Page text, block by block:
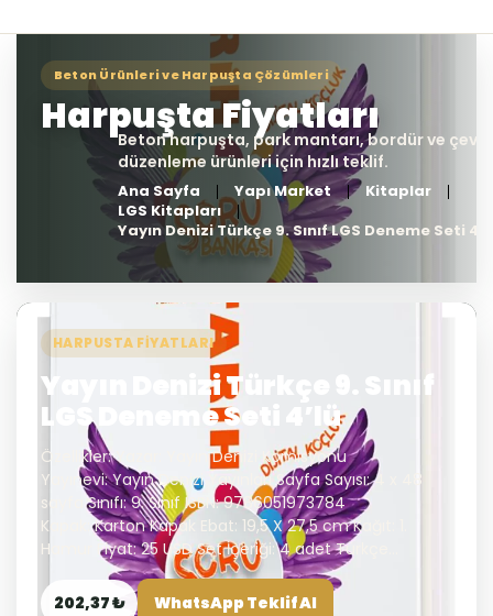
Ana Sayfa Yapı Market
Kitaplar
LGS Kitapları
Yayın Denizi Türkçe 9. Sınıf LGS Deneme Seti
HARPUSTA FIYATLARI
Yayın Denizi Türkçe 9. Sınıf
LGS Deneme Seti 4’lü
Özellikler: Yazar: Yayın Denizi Komisyonu
Yayınevi: Yayın Denizi Yayınları Sayfa Sayısı: 4 x 48
sayfa Sınıfı: 9. Sınıf ISBN: 9786051973784
Kapak: Karton Kapak Ebat: 19,5 X 27,5 cm Kağıt: 1.
Hamur Fiyat: 25 USD Set İçeriği: 4 adet Türkçe...
202,37 ₺ WhatsApp Teklif Al